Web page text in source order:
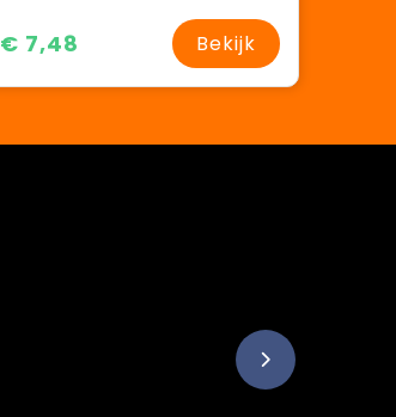
€ 7,48 Bekijk